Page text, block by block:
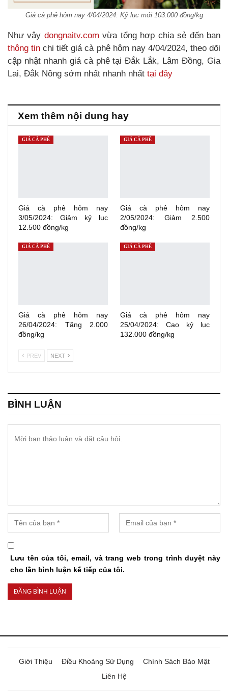
Giá cà phê hôm nay 4/04/2024: Kỷ lục mới 103.000 đồng/kg
Như vậy dongnaitv.com vừa tổng hợp chia sẻ đến bạn
thông tin chi tiết giá cà phê hôm nay 4/04/2024, theo dõi
cập nhật nhanh giá cà phê tại Đắk Lắk, Lâm Đồng, Gia
Lai, Đắk Nông sớm nhất nhanh nhất tại đây
Xem thêm nội dung hay
GIÁ CÀ PHÊ
Giá cà phê hôm nay
3/05/2024: Giảm kỷ lục
12.500 đồng/kg
GIÁ CÀ PHÊ
Giá cà phê hôm nay
2/05/2024: Giảm 2.500
đồng/kg
GIÁ CÀ PHÊ
Giá cà phê hôm nay
26/04/2024: Tăng 2.000
đồng/kg
GIÁ CÀ PHÊ
Giá cà phê hôm nay
25/04/2024: Cao kỷ lục
132.000 đồng/kg
PREV NEXT
BÌNH LUẬN
Lưu tên của tôi, email, và trang web trong trình duyệt này
cho lần bình luận kế tiếp của tôi.
Giới Thiệu Điều Khoảng Sử Dụng
Chính Sách Bảo Mật
Liên Hệ